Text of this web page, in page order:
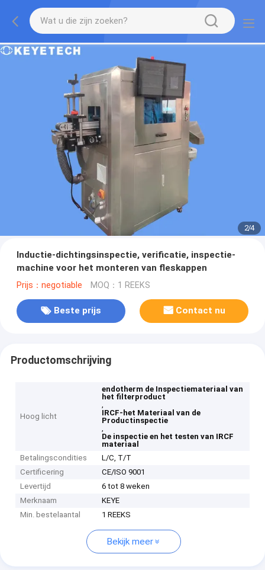
2/4
Inductie-dichtingsinspectie, verificatie, inspectie-
machine voor het monteren van fleskappen
Prijs：negotiable MOQ：1 REEKS
Beste prijs Contact nu
Productomschrijving
Hoog licht
endotherm de Inspectiemateriaal van
het filterproduct
,
IRCF-het Materiaal van de
Productinspectie
,
De inspectie en het testen van IRCF
materiaal
Betalingscondities
L/C, T/T
Certificering
CE/ISO 9001
Levertijd
6 tot 8 weken
Merknaam
KEYE
Min. bestelaantal
1 REEKS
Bekijk meer